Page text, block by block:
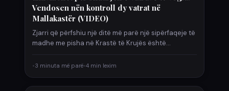
Vendosen nën kontroll dy vatrat në
Mallakastër (VIDEO)
Zjarri që përfshiu një ditë më parë një sipërfaqeje të
madhe me pisha në Krastë të Krujës është…
•3 minuta më parë•4 min lexim